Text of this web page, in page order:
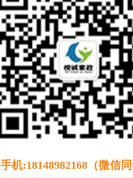
手机:18148982168（微信